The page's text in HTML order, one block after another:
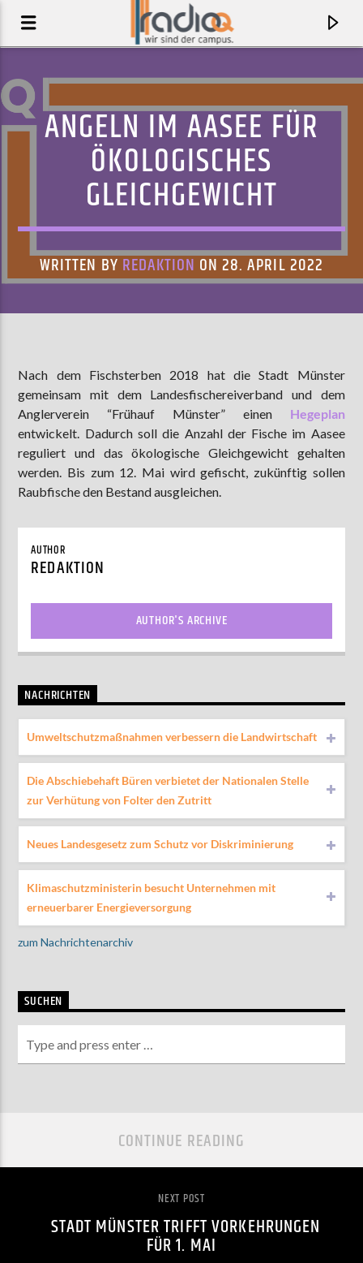
AKTUELLE SENDUNG
MOEBIUS
19:00 24:00
ANGELN IM AASEE FÜR
ÖKOLOGISCHES
GLEICHGEWICHT
WRITTEN BY REDAKTION ON 28. APRIL 2022
Nach dem Fischsterben 2018 hat die Stadt Münster
gemeinsam mit dem Landesfischereiverband und dem
Anglerverein “Frühauf Münster” einen Hegeplan
entwickelt. Dadurch soll die Anzahl der Fische im Aasee
reguliert und das ökologische Gleichgewicht gehalten
werden. Bis zum 12. Mai wird gefischt, zukünftig sollen
Raubfische den Bestand ausgleichen.
AUTHOR
REDAKTION
AUTHOR'S ARCHIVE
NACHRICHTEN
Umweltschutzmaßnahmen verbessern die Landwirtschaft
Die Abschiebehaft Büren verbietet der Nationalen Stelle
zur Verhütung von Folter den Zutritt
Neues Landesgesetz zum Schutz vor Diskriminierung
Klimaschutzministerin besucht Unternehmen mit
erneuerbarer Energieversorgung
zum Nachrichtenarchiv
SUCHEN
CONTINUE READING
NEXT POST
STADT MÜNSTER TRIFFT VORKEHRUNGEN
FÜR 1. MAI